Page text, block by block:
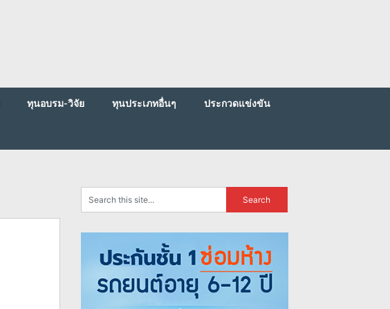
ทุนอบรม-วิจัย ทุนประเภทอื่นๆ
ประกวดแข่งขัน